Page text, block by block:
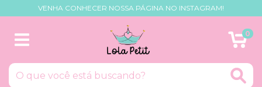
VENHA CONHECER NOSSA PÁGINA NO INSTAGRAM!
0